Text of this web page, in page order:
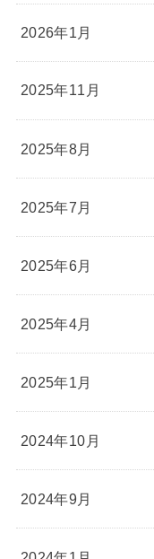
2026年1月
2025年11月
2025年8月
2025年7月
2025年6月
2025年4月
2025年1月
2024年10月
2024年9月